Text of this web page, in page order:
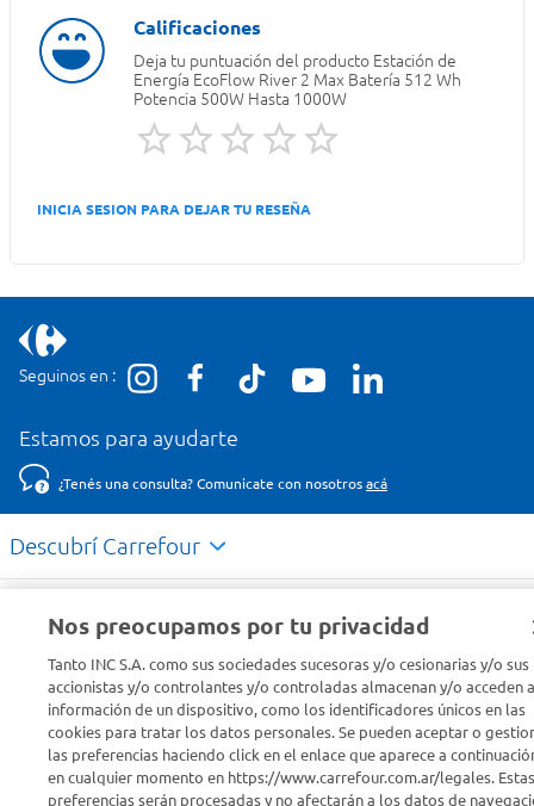
Deja tu puntuación del producto Estación de
Energía EcoFlow River 2 Max Batería 512 Wh
Potencia 500W Hasta 1000W
INICIA SESION PARA DEJAR TU RESEÑA
Seguinos en :
Estamos para ayudarte
¿Tenés una consulta? Comunicate con nosotros acá
Descubrí Carrefour
Info útil
Comprá Online
Nos preocupamos por tu privacidad
Tanto INC S.A. como sus sociedades sucesoras y/o cesionarias y/o sus
accionistas y/o controlantes y/o controladas almacenan y/o acceden
información de un dispositivo, como los identificadores únicos en las
cookies para tratar los datos personales. Se pueden aceptar o
las preferencias haciendo click en el enlace que aparece a
en cualquier momento en https://www.carrefour.com.ar/legales.
preferencias serán procesadas y no afectarán a los datos de